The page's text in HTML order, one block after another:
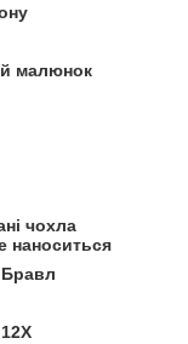
малюнок
чохла
наноситься
Бравл